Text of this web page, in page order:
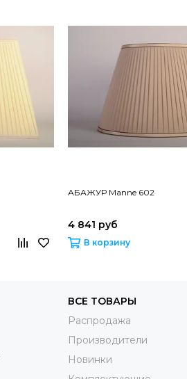
АБАЖУР Manne 602
4 841 руб
В корзину
ВСЕ ТОВАРЫ
Распродажа
Производители
Новинки